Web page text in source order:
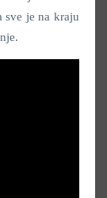
sve je na kraju